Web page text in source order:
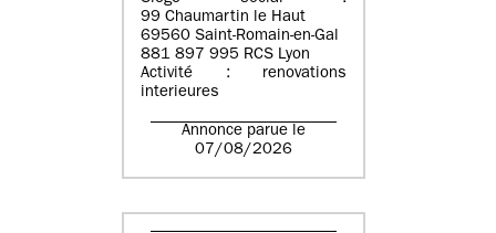
99 Chaumartin le Haut
69560 Saint-Romain-en-Gal
881 897 995 RCS Lyon
Activité : renovations
interieures
Annonce parue le
07/08/2026